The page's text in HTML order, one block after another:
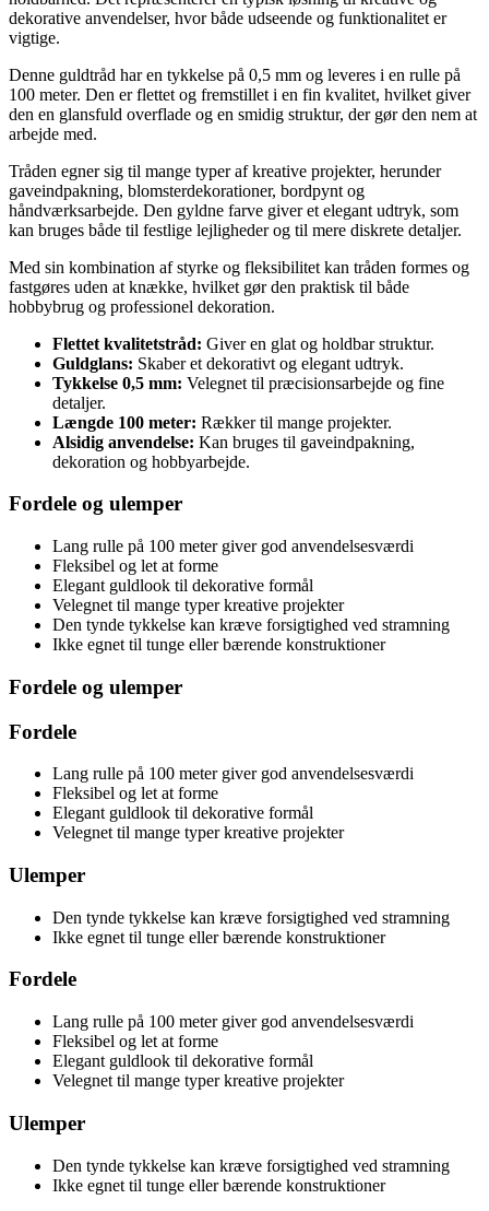
dekorative anvendelser, hvor både udseende og funktionalitet er
vigtige.
Denne guldtråd har en tykkelse på 0,5 mm og leveres i en rulle på
100 meter. Den er flettet og fremstillet i en fin kvalitet, hvilket giver
den en glansfuld overflade og en smidig struktur, der gør den nem at
arbejde med.
Tråden egner sig til mange typer af kreative projekter, herunder
gaveindpakning, blomsterdekorationer, bordpynt og
håndværksarbejde. Den gyldne farve giver et elegant udtryk, som
kan bruges både til festlige lejligheder og til mere diskrete detaljer.
Med sin kombination af styrke og fleksibilitet kan tråden formes og
fastgøres uden at knække, hvilket gør den praktisk til både
hobbybrug og professionel dekoration.
Flettet kvalitetstråd: Giver en glat og holdbar struktur.
Guldglans: Skaber et dekorativt og elegant udtryk.
Tykkelse 0,5 mm: Velegnet til præcisionsarbejde og fine
detaljer.
Længde 100 meter: Rækker til mange projekter.
Alsidig anvendelse: Kan bruges til gaveindpakning,
dekoration og hobbyarbejde.
Fordele og ulemper
Lang rulle på 100 meter giver god anvendelsesværdi
Fleksibel og let at forme
Elegant guldlook til dekorative formål
Velegnet til mange typer kreative projekter
Den tynde tykkelse kan kræve forsigtighed ved stramning
Ikke egnet til tunge eller bærende konstruktioner
Fordele og ulemper
Fordele
Lang rulle på 100 meter giver god anvendelsesværdi
Fleksibel og let at forme
Elegant guldlook til dekorative formål
Velegnet til mange typer kreative projekter
Ulemper
Den tynde tykkelse kan kræve forsigtighed ved stramning
Ikke egnet til tunge eller bærende konstruktioner
Fordele
Lang rulle på 100 meter giver god anvendelsesværdi
Fleksibel og let at forme
Elegant guldlook til dekorative formål
Velegnet til mange typer kreative projekter
Ulemper
Den tynde tykkelse kan kræve forsigtighed ved stramning
Ikke egnet til tunge eller bærende konstruktioner